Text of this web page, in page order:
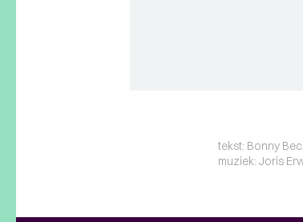
tekst: Bonny
muziek: Joris